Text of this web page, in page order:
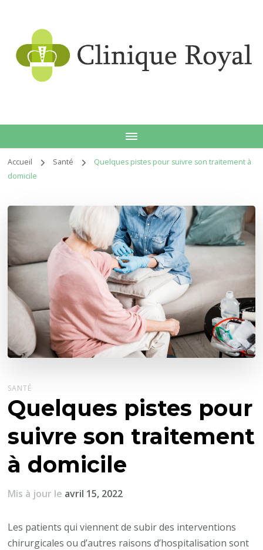
Accueil Santé
Quelques pistes pour suivre son traitement à
domicile
SANTÉ
Quelques pistes pour
suivre son traitement
à domicile
Mis à jour le avril 15, 2022
Les patients qui viennent de subir des interventions
chirurgicales ou d’autres raisons d’hospitalisation sont